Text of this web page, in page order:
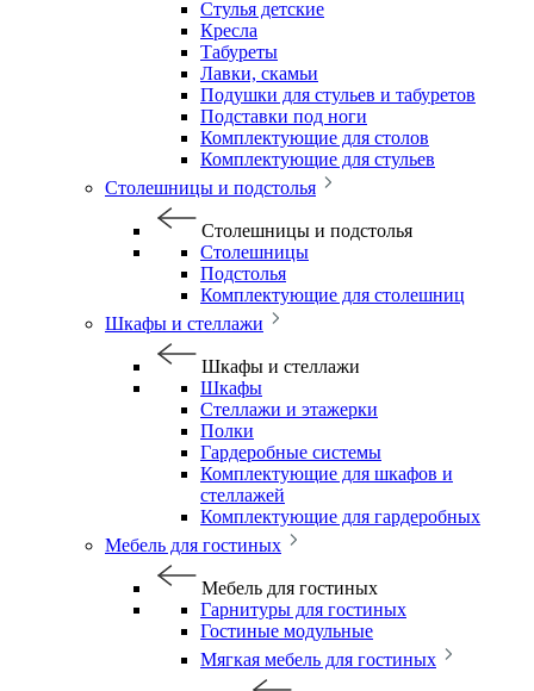
Стулья детские
Кресла
Табуреты
Лавки, скамьи
Подушки для стульев и табуретов
Подставки под ноги
Комплектующие для столов
Комплектующие для стульев
Столешницы и подстолья
Столешницы и подстолья
Столешницы
Подстолья
Комплектующие для столешниц
Шкафы и стеллажи
Шкафы и стеллажи
Шкафы
Стеллажи и этажерки
Полки
Гардеробные системы
Комплектующие для шкафов и
стеллажей
Комплектующие для гардеробных
Мебель для гостиных
Мебель для гостиных
Гарнитуры для гостиных
Гостиные модульные
Мягкая мебель для гостиных